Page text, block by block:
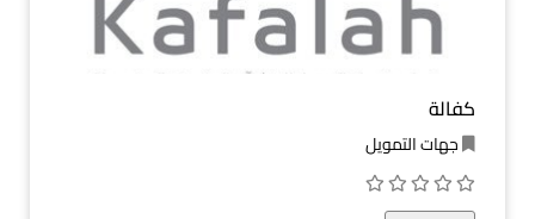
كفالة
جهات التمويل